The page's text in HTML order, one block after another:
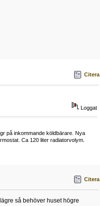
Citera
Loggat
på inkommande köldbärare. Nya
Ca 120 liter radiatorvolym.
Citera
så behöver huset högre